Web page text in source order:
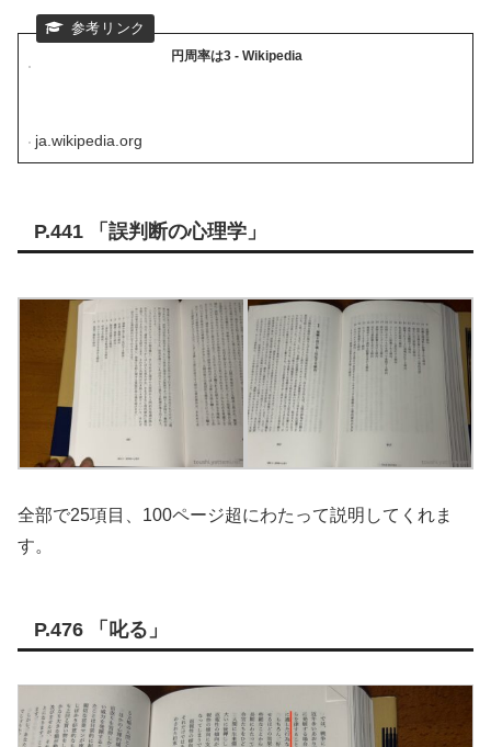
円周率は3 - Wikipedia
ja.wikipedia.org
P.441 「誤判断の心理学」
全部で25項目、100ページ超にわたって説明してくれま
す。
P.476 「叱る」